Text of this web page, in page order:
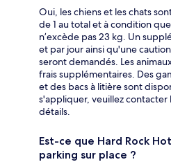
Oui, les chiens et les chats
de 1 au total et à condition
n’excède pas 23 kg. Un
et par jour ainsi qu'une
seront demandés. Les
frais supplémentaires. Des
et des bacs à litière sont
s'appliquer, veuillez
détails.
Est-ce que Hard Rock
parking sur place ?